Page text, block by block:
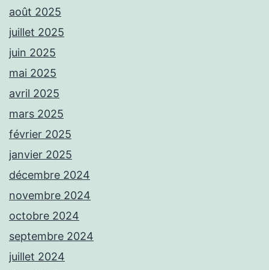
août 2025
juillet 2025
juin 2025
mai 2025
avril 2025
mars 2025
février 2025
janvier 2025
décembre 2024
novembre 2024
octobre 2024
septembre 2024
juillet 2024